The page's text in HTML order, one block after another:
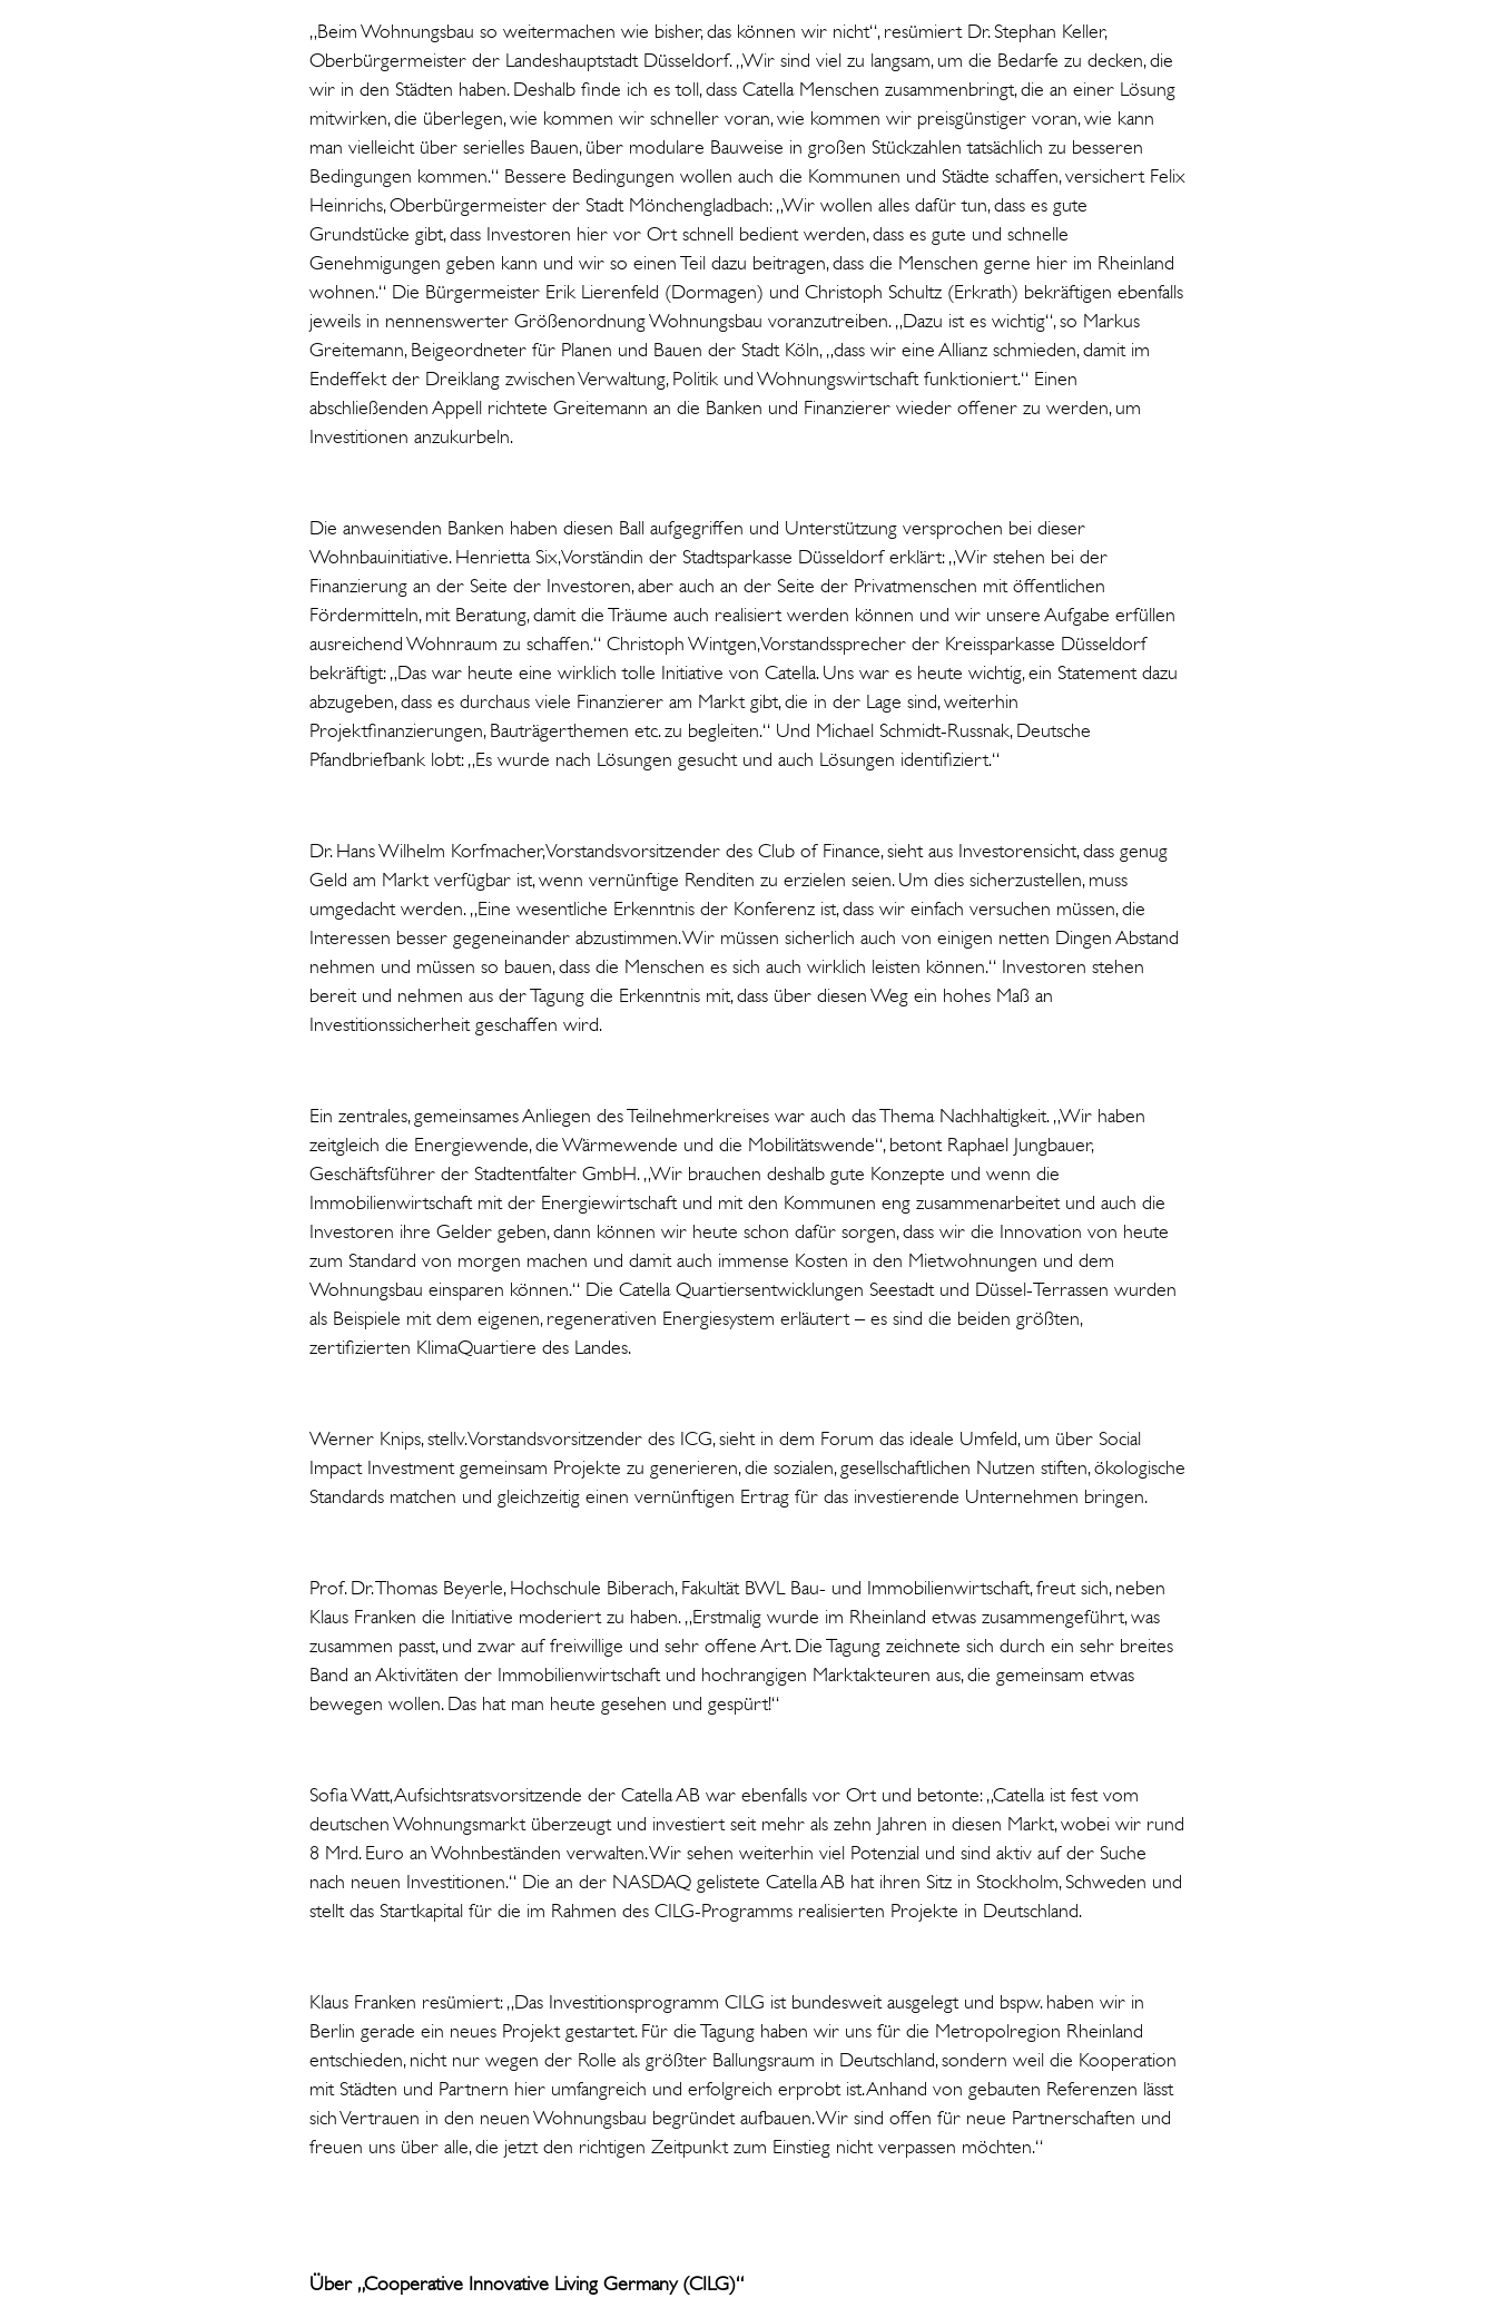
„Beim Wohnungsbau so weitermachen wie bisher, das können wir nicht“, resümiert Dr. Stephan Keller,
Oberbürgermeister der Landeshauptstadt Düsseldorf. „Wir sind viel zu langsam, um die Bedarfe zu decken, die
wir in den Städten haben. Deshalb finde ich es toll, dass Catella Menschen zusammenbringt, die an einer Lösung
mitwirken, die überlegen, wie kommen wir schneller voran, wie kommen wir preisgünstiger voran, wie kann
man vielleicht über serielles Bauen, über modulare Bauweise in großen Stückzahlen tatsächlich zu besseren
Bedingungen kommen.“ Bessere Bedingungen wollen auch die Kommunen und Städte schaffen, versichert Felix
Heinrichs, Oberbürgermeister der Stadt Mönchengladbach: „Wir wollen alles dafür tun, dass es gute
Grundstücke gibt, dass Investoren hier vor Ort schnell bedient werden, dass es gute und schnelle
Genehmigungen geben kann und wir so einen Teil dazu beitragen, dass die Menschen gerne hier im Rheinland
wohnen.“ Die Bürgermeister Erik Lierenfeld (Dormagen) und Christoph Schultz (Erkrath) bekräftigen ebenfalls
jeweils in nennenswerter Größenordnung Wohnungsbau voranzutreiben. „Dazu ist es wichtig“, so Markus
Greitemann, Beigeordneter für Planen und Bauen der Stadt Köln, „dass wir eine Allianz schmieden, damit im
Endeffekt der Dreiklang zwischen Verwaltung, Politik und Wohnungswirtschaft funktioniert.“ Einen
abschließenden Appell richtete Greitemann an die Banken und Finanzierer wieder offener zu werden, um
Investitionen anzukurbeln.
Die anwesenden Banken haben diesen Ball aufgegriffen und Unterstützung versprochen bei dieser
Wohnbauinitiative. Henrietta Six, Vorständin der Stadtsparkasse Düsseldorf erklärt: „Wir stehen bei der
Finanzierung an der Seite der Investoren, aber auch an der Seite der Privatmenschen mit öffentlichen
Fördermitteln, mit Beratung, damit die Träume auch realisiert werden können und wir unsere Aufgabe erfüllen
ausreichend Wohnraum zu schaffen.“ Christoph Wintgen, Vorstandssprecher der Kreissparkasse Düsseldorf
bekräftigt: „Das war heute eine wirklich tolle Initiative von Catella. Uns war es heute wichtig, ein Statement dazu
abzugeben, dass es durchaus viele Finanzierer am Markt gibt, die in der Lage sind, weiterhin
Projektfinanzierungen, Bauträgerthemen etc. zu begleiten.“ Und Michael Schmidt-Russnak, Deutsche
Pfandbriefbank lobt: „Es wurde nach Lösungen gesucht und auch Lösungen identifiziert.“
Dr. Hans Wilhelm Korfmacher, Vorstandsvorsitzender des Club of Finance, sieht aus Investorensicht, dass genug
Geld am Markt verfügbar ist, wenn vernünftige Renditen zu erzielen seien. Um dies sicherzustellen, muss
umgedacht werden. „Eine wesentliche Erkenntnis der Konferenz ist, dass wir einfach versuchen müssen, die
Interessen besser gegeneinander abzustimmen. Wir müssen sicherlich auch von einigen netten Dingen Abstand
nehmen und müssen so bauen, dass die Menschen es sich auch wirklich leisten können.“ Investoren stehen
bereit und nehmen aus der Tagung die Erkenntnis mit, dass über diesen Weg ein hohes Maß an
Investitionssicherheit geschaffen wird.
Ein zentrales, gemeinsames Anliegen des Teilnehmerkreises war auch das Thema Nachhaltigkeit. „Wir haben
zeitgleich die Energiewende, die Wärmewende und die Mobilitätswende“, betont Raphael Jungbauer,
Geschäftsführer der Stadtentfalter GmbH. „Wir brauchen deshalb gute Konzepte und wenn die
Immobilienwirtschaft mit der Energiewirtschaft und mit den Kommunen eng zusammenarbeitet und auch die
Investoren ihre Gelder geben, dann können wir heute schon dafür sorgen, dass wir die Innovation von heute
zum Standard von morgen machen und damit auch immense Kosten in den Mietwohnungen und dem
Wohnungsbau einsparen können.“ Die Catella Quartiersentwicklungen Seestadt und Düssel-Terrassen wurden
als Beispiele mit dem eigenen, regenerativen Energiesystem erläutert – es sind die beiden größten,
zertifizierten KlimaQuartiere des Landes.
Werner Knips, stellv. Vorstandsvorsitzender des ICG, sieht in dem Forum das ideale Umfeld, um über Social
Impact Investment gemeinsam Projekte zu generieren, die sozialen, gesellschaftlichen Nutzen stiften, ökologische
Standards matchen und gleichzeitig einen vernünftigen Ertrag für das investierende Unternehmen bringen.
Prof. Dr. Thomas Beyerle, Hochschule Biberach, Fakultät BWL Bau- und Immobilienwirtschaft, freut sich, neben
Klaus Franken die Initiative moderiert zu haben. „Erstmalig wurde im Rheinland etwas zusammengeführt, was
zusammen passt, und zwar auf freiwillige und sehr offene Art. Die Tagung zeichnete sich durch ein sehr breites
Band an Aktivitäten der Immobilienwirtschaft und hochrangigen Marktakteuren aus, die gemeinsam etwas
bewegen wollen. Das hat man heute gesehen und gespürt!“
Sofia Watt, Aufsichtsratsvorsitzende der Catella AB war ebenfalls vor Ort und betonte: „Catella ist fest vom
deutschen Wohnungsmarkt überzeugt und investiert seit mehr als zehn Jahren in diesen Markt, wobei wir rund
8 Mrd. Euro an Wohnbeständen verwalten. Wir sehen weiterhin viel Potenzial und sind aktiv auf der Suche
nach neuen Investitionen.“ Die an der NASDAQ gelistete Catella AB hat ihren Sitz in Stockholm, Schweden und
stellt das Startkapital für die im Rahmen des CILG-Programms realisierten Projekte in Deutschland.
Klaus Franken resümiert: „Das Investitionsprogramm CILG ist bundesweit ausgelegt und bspw. haben wir in
Berlin gerade ein neues Projekt gestartet. Für die Tagung haben wir uns für die Metropolregion Rheinland
entschieden, nicht nur wegen der Rolle als größter Ballungsraum in Deutschland, sondern weil die Kooperation
mit Städten und Partnern hier umfangreich und erfolgreich erprobt ist. Anhand von gebauten Referenzen lässt
sich Vertrauen in den neuen Wohnungsbau begründet aufbauen. Wir sind offen für neue Partnerschaften und
freuen uns über alle, die jetzt den richtigen Zeitpunkt zum Einstieg nicht verpassen möchten.“
Über „Cooperative Innovative Living Germany (CILG)“